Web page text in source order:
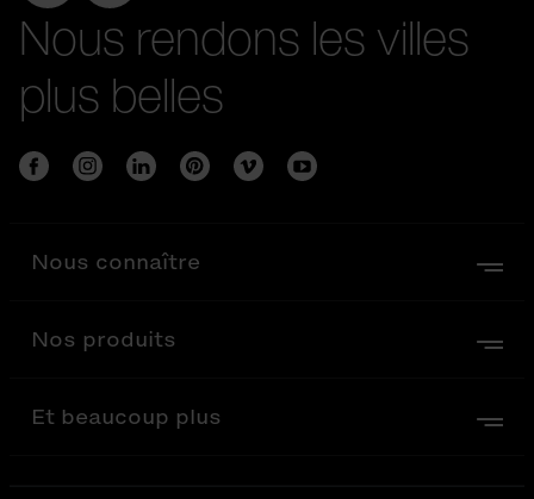
Nous rendons les villes
plus belles
Nous connaître
Nos produits
Et beaucoup plus